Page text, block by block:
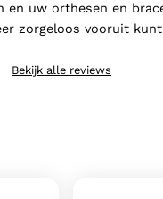
en uw orthesen en
zorgeloos vooruit
Bekijk alle reviews